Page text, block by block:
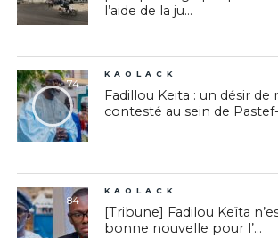
l’aide de la ju...
74
KAOLACK
Fadillou Keita : un désir de
contesté au sein de
84
KAOLACK
[Tribune] Fadilou Keïta
bonne nouvelle pour l’...